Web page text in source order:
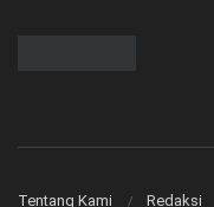
Tentang Kami Redaksi